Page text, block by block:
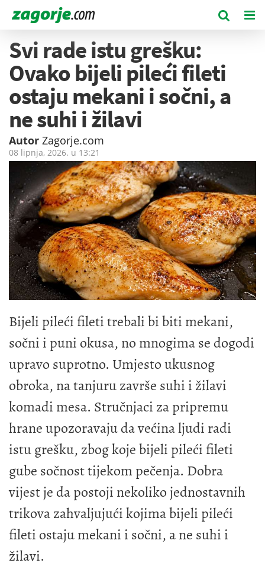
Svi rade istu grešku:
Ovako bijeli pileći fileti
ostaju mekani i sočni, a
ne suhi i žilavi
Autor Zagorje.com
08 lipnja, 2026. u 13:21
Bijeli pileći fileti trebali bi biti mekani,
sočni i puni okusa, no mnogima se dogodi
upravo suprotno. Umjesto ukusnog
obroka, na tanjuru završe suhi i žilavi
komadi mesa. Stručnjaci za pripremu
hrane upozoravaju da većina ljudi radi
istu grešku, zbog koje bijeli pileći fileti
gube sočnost tijekom pečenja. Dobra
vijest je da postoji nekoliko jednostavnih
trikova zahvaljujući kojima bijeli pileći
fileti ostaju mekani i sočni, a ne suhi i
žilavi.